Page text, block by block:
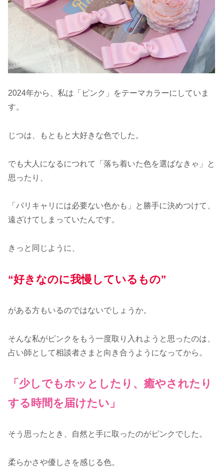
2024年から、私は「ピンク」をテーマカラーにしていま
す。
じつは、もともと大好きな色でした。
でも大人になるにつれて「落ち着いた色を選ばなきゃ」と
思ったり、
「バリキャリには必要ない色かも」と勝手に決めつけて、
遠ざけてしまっていたんです。
きっと同じように、
“好きなのに我慢しているもの”
がある方もいるのではないでしょうか。
そんな私がピンクをもう一度取り入れようと思ったのは、
占い師として相談者さまと向き合うようになってから。
「少しでもホッとしたり、癒やされたり
する時間を届けたい」
そう思ったとき、自然と手に取ったのがピンクでした。
柔らかさや優しさを感じる色。